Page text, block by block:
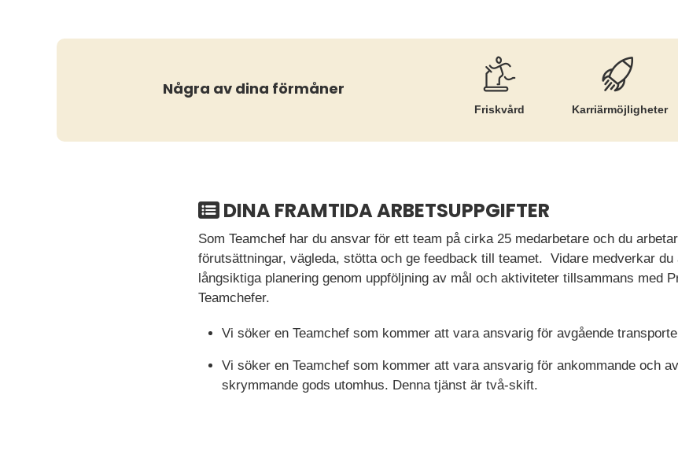
Några av dina förmåner
Friskvård Karriär­möjligheter
DINA FRAMTIDA ARBETSUPPGIFTER
Som Teamchef har du ansvar för ett team på cirka 25 medarbetare och du
förutsättningar, vägleda, stötta och ge feedback till teamet. Vidare medverkar du
långsiktiga planering genom uppföljning av mål och aktiviteter tillsammans med
Teamchefer.
Vi söker en Teamchef som kommer att vara ansvarig för avgående
Vi söker en Teamchef som kommer att vara ansvarig för ankommande och
skrymmande gods utomhus. Denna tjänst är två-skift.